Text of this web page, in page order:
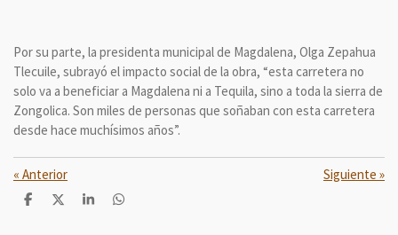
Por su parte, la presidenta municipal de Magdalena, Olga Zepahua
Tlecuile, subrayó el impacto social de la obra, “esta carretera no
solo va a beneficiar a Magdalena ni a Tequila, sino a toda la sierra de
Zongolica. Son miles de personas que soñaban con esta carretera
desde hace muchísimos años”.
« Anterior Siguiente »
C
C
C
C